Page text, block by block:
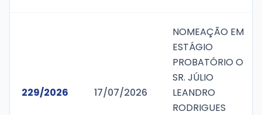
229/2026 17/07/2026
NOMEAÇÃO EM
ESTÁGIO
PROBATÓRIO O
SR. JÚLIO
LEANDRO
RODRIGUES